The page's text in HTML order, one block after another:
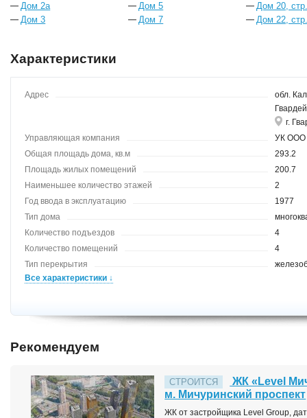
Дом 2а
Дом 3
Дом 5
Дом 7
Дом 20,
Дом 22,
Характеристики
Адрес
обл.
г.
Управляющая компания
УК ООО
Общая площадь дома, кв.м
293.2
Площадь жилых помещений
200.7
Наименьшее количество этажей
2
Год ввода в эксплуатацию
1977
Тип дома
Количество подъездов
4
Количество помещений
4
Тип перекрытия
Все характеристики ↓
Рекомендуем
СТРОИТСЯ
ЖК «Level
м. Мичуринский проспект
ЖК от застройщика Level Group,